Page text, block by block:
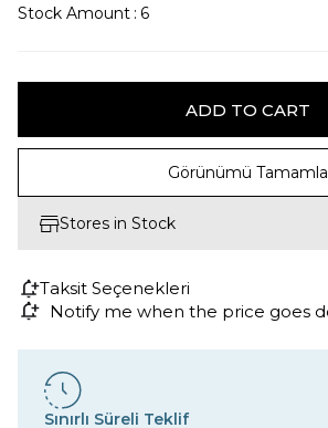
Stock Amount : 6
Görünümü Tamamla
Stores in Stock
Taksit Seçenekleri
Notify me when the price goes
Sınırlı Süreli Teklif